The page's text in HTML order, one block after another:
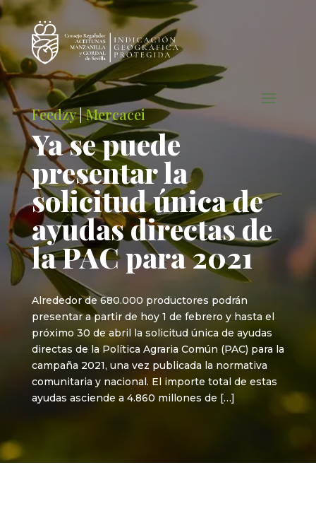
Feedzy|Mercacei
Ya se puede
presentar la
solicitud única de
ayudas directas de
la PAC para 2021
Alrededor de 680.000 productores podrán
presentar a partir de hoy 1 de febrero y hasta el
próximo 30 de abril la solicitud única de ayudas
directas de la Política Agraria Común (PAC) para la
campaña 2021, una vez publicada la normativa
comunitaria y nacional. El importe total de estas
ayudas asciende a 4.860 millones de […]